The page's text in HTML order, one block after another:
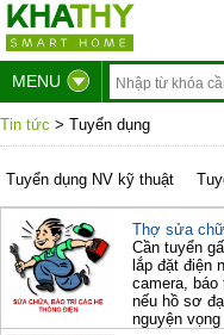
MENU
Tin tức > Tuyển dụng
Tuyển dụng NV kỹ thuật
Thợ sửa
Cần tuyển
lắp đặt điện
camera, báo
nếu hồ sơ
nguyện